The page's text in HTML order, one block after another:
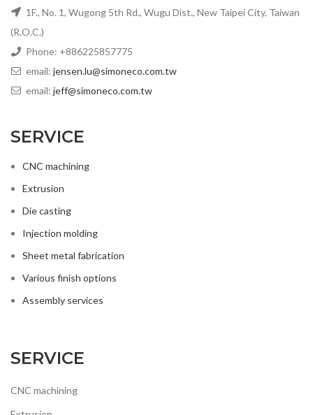
1F., No. 1, Wugong 5th Rd., Wugu Dist., New Taipei City, Taiwan
(R.O.C.)
Phone: +886225857775
email: jensen.lu@simoneco.com.tw
email: jeff@simoneco.com.tw
SERVICE
CNC machining
Extrusion
Die casting
Injection molding
Sheet metal fabrication
Various finish options
Assembly services
SERVICE
CNC machining